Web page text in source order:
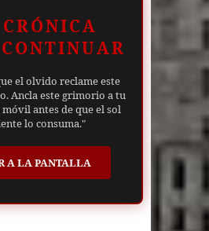
el olvido reclame este
Ancla este grimorio a tu
antes de que el sol
lo consuma."
A LA PANTALLA